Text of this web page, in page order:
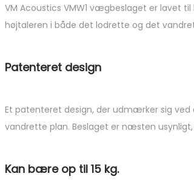
VM Acoustics VMW1 vægbeslaget er lavet
højtaleren i både det lodrette og det
Patenteret design
Et patenteret design, der udmærker sig
vandrette plan. Beslaget er næsten
Kan bære op til 15 kg.